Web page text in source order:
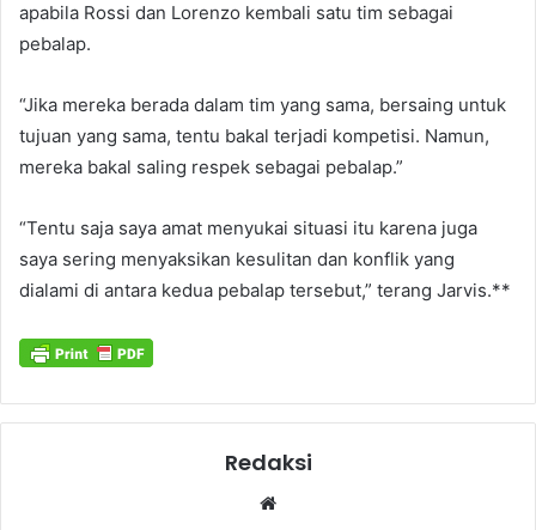
apabila Rossi dan Lorenzo kembali satu tim sebagai
pebalap.
“Jika mereka berada dalam tim yang sama, bersaing untuk
tujuan yang sama, tentu bakal terjadi kompetisi. Namun,
mereka bakal saling respek sebagai pebalap.”
“Tentu saja saya amat menyukai situasi itu karena juga
saya sering menyaksikan kesulitan dan konflik yang
dialami di antara kedua pebalap tersebut,” terang Jarvis.**
Redaksi